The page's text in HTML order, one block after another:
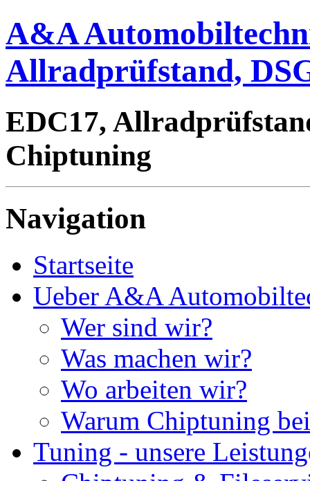
A&A
Allradprüfstand,
EDC17,
Chiptuning
Navigation
Startseite
Ueber A&A
Wer sind wir?
Was machen wir?
Wo arbeiten wir?
Warum Chiptuning
Tuning - unsere